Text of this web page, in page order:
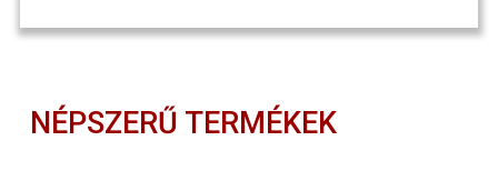
NÉPSZERŰ TERMÉKEK